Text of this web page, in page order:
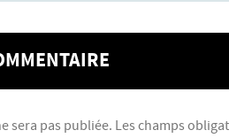
sera pas publiée. Les champs